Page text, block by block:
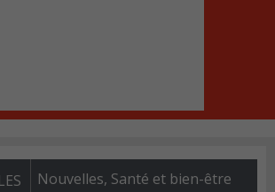
Nouvelles, Santé et bien-être